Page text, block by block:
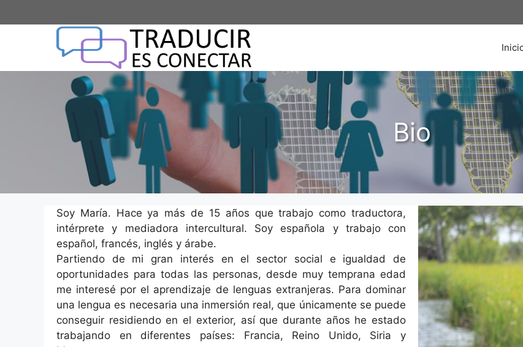
al
Bio
Soy María. Hace ya más de 15 años que trabajo como traductora,
intérprete y mediadora intercultural. Soy española y trabajo con
español, francés, inglés y árabe.
Partiendo de mi gran interés en el sector social e igualdad de
oportunidades para todas las personas, desde muy temprana edad
me interesé por el aprendizaje de lenguas extranjeras. Para dominar
una lengua es necesaria una inmersión real, que únicamente se puede
conseguir residiendo en el exterior, así que durante años he estado
trabajando en diferentes países: Francia, Reino Unido, Siria y